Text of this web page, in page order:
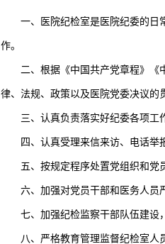
一、医院纪检室是医院纪委的日
作。
二、根据《中国共产党章程》
律、法规、政策以及医院党委决议的
三、认真负责落实好纪委各项工
四、认真受理来信来访、电话举
五、按规定程序处置党组织和党
六、加强对党员干部和医务人员
七、加强纪检监察干部队伍建设
八、严格教育管理监督纪检室人